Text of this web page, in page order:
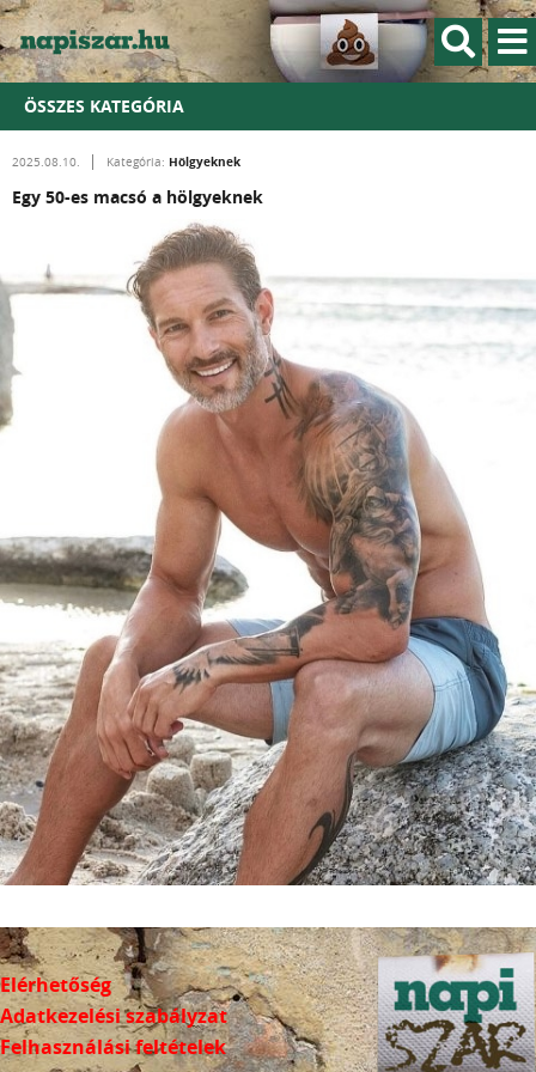
ÖSSZES KATEGÓRIA
2025.08.10. Kategória: Hölgyeknek
Egy 50-es macsó a hölgyeknek
Elérhetőség
Adatkezelési szabályzat
Felhasználási feltételek